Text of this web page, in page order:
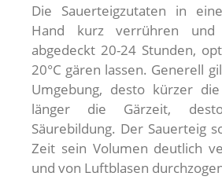
Die Sauerteigzutaten in
Hand kurz verrühren und
abgedeckt 20-24 Stunden,
20°C gären lassen. Generell
Umgebung, desto kürzer
länger die Gärzeit,
Säurebildung. Der Sauerteig
Zeit sein Volumen deutlich
und von Luftblasen